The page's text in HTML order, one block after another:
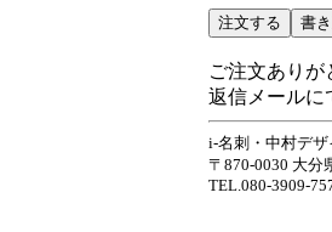
ご注文あり
返信メールに
i-名刺・中村デザ
〒870-0030 大
TEL.080-3909-